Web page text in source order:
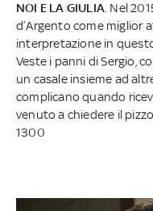
NOI E LA GIULIA . Nel
d’Argento come miglior
interpretazione in
Veste i panni di Sergio,
un casale insieme ad
complicano quando
venuto a chiedere il
1300